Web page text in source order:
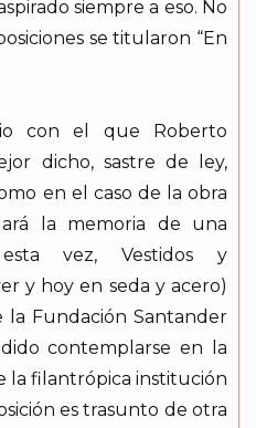
siempre a eso. No
se titularon “En
con el que Roberto
dicho, sastre de ley,
en el caso de la obra
la memoria de una
vez, Vestidos y
y hoy en seda y acero)
Fundación Santander
contemplarse en la
la filantrópica institución
es trasunto de otra